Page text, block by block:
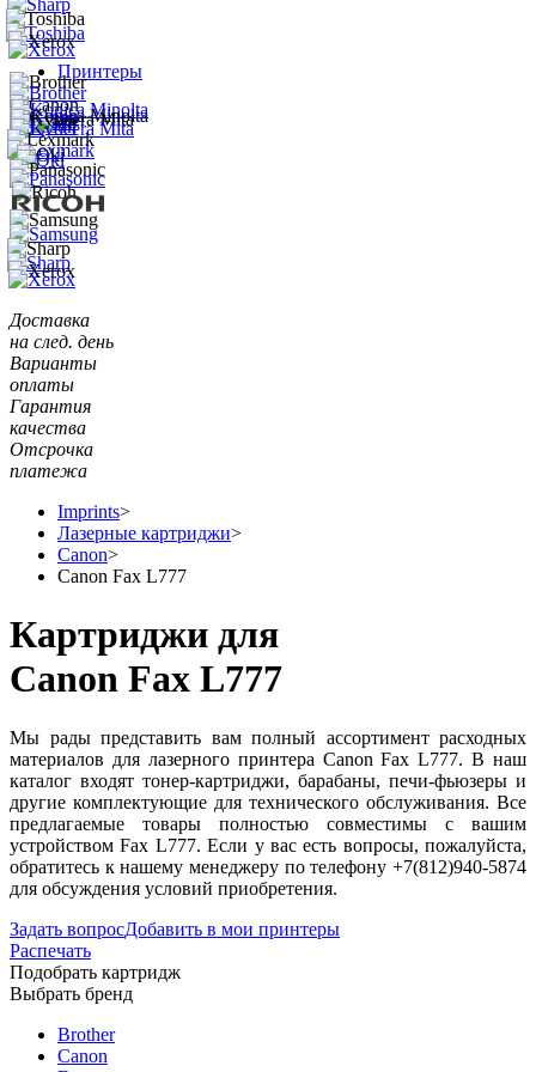
Принтеры
Доставка
на след. день
Варианты
оплаты
Гарантия
качества
Отсрочка
платежа
Imprints>
Лазерные картриджи>
Canon>
Canon Fax L777
Картриджи для
Canon Fax L777
Мы рады представить вам полный ассортимент расходных
материалов для лазерного принтера Canon Fax L777. В наш
каталог входят тонер-картриджи, барабаны, печи-фьюзеры и
другие комплектующие для технического обслуживания. Все
предлагаемые товары полностью совместимы с вашим
устройством Fax L777. Если у вас есть вопросы, пожалуйста,
обратитесь к нашему менеджеру по телефону +7(812)940-5874
для обсуждения условий приобретения.
Задать вопросДобавить в мои принтеры
Распечать
Подобрать картридж
Выбрать бренд
Brother
Canon